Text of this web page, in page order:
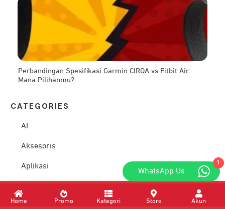
Perbandingan Spesifikasi Garmin CIRQA vs Fitbit Air:
Mana Pilihanmu?
CATEG ORIES
AI
Aksesoris
Aplikasi 1
WhatsApp Us
Home Promo Kategori Store Akun